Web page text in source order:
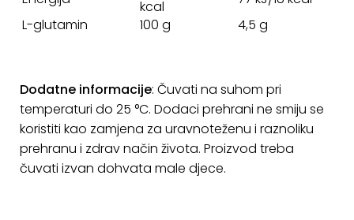
kcal
L-glutamin
100 g 4,5 g
Dodatne informacije: Čuvati na suhom pri
temperaturi do 25 °C. Dodaci prehrani ne smiju se
koristiti kao zamjena za uravnoteženu i raznoliku
prehranu i zdrav način života. Proizvod treba
čuvati izvan dohvata male djece.